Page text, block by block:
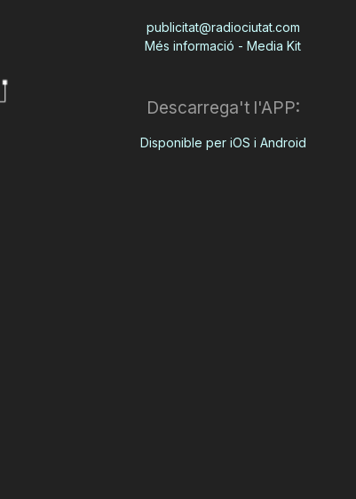
publicitat@radiociutat.com
Més informació - Media Kit
Descarrega't l'APP:
Disponible per iOS i Android